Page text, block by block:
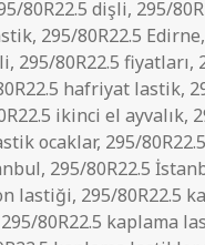
80R22.5 dişli, 295/
, 295/80R22.5 Edirne,
, 295/80R22.5 fiyatları,
hafriyat lastik,
ikinci el ayvalık,
ocaklar, 295/
, 295/80R22.5
lastiği, 295/80R22.5
295/80R22.5 kaplama